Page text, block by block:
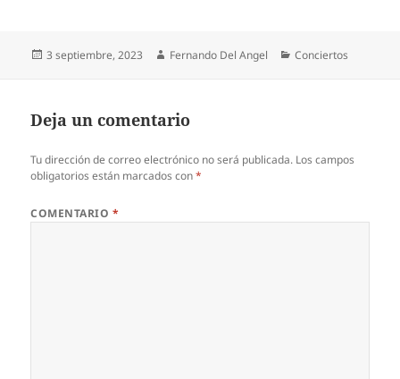
Publicado
3 septiembre, 2023 Autor
Fernando Del Angel Categorías
Conciertos
Deja un comentario
Tu dirección de correo electrónico no será publicada. Los campos
obligatorios están marcados con*
COMENTARIO *